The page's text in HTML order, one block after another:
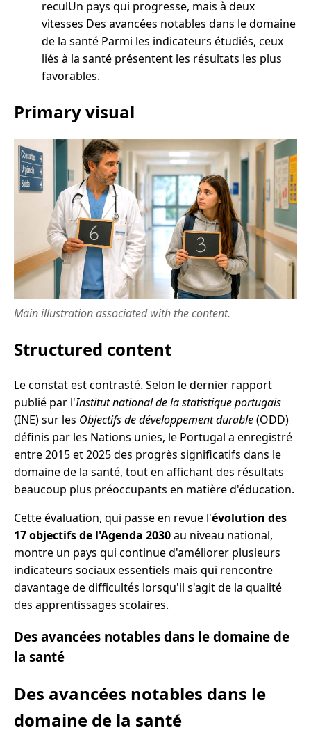
reculUn pays qui progresse, mais à deux
vitesses Des avancées notables dans le domaine
de la santé Parmi les indicateurs étudiés, ceux
liés à la santé présentent les résultats les plus
favorables.
Primary visual
Main illustration associated with the content.
Structured content
Le constat est contrasté. Selon le dernier rapport
publié par l'Institut national de la statistique portugais
(INE) sur les Objectifs de développement durable(ODD)
définis par les Nations unies, le Portugal a enregistré
entre 2015 et 2025 des progrès significatifs dans le
domaine de la santé, tout en affichant des résultats
beaucoup plus préoccupants en matière d'éducation.
Cette évaluation, qui passe en revue l'évolution des
17 objectifs de l'Agenda 2030au niveau national,
montre un pays qui continue d'améliorer plusieurs
indicateurs sociaux essentiels mais qui rencontre
davantage de difficultés lorsqu'il s'agit de la qualité
des apprentissages scolaires.
Des avancées notables dans le domaine de
la santé
Des avancées notables dans le
domaine de la santé